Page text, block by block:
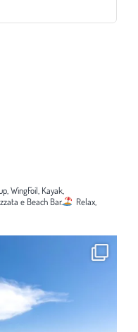
WingFoil, Kayak,
e Beach Bar.
Relax,